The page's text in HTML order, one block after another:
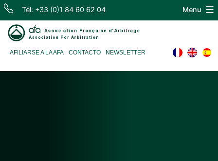
Skip
content
Tél: +33 (0)1 84 60 62 04
d'Arbitrage
AFILIARSE A LA AFA CONTACTO NEWSLETTER
Menu